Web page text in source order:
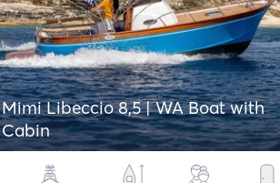
Mimi Libeccio 8,5 | WA Boat with
Cabin